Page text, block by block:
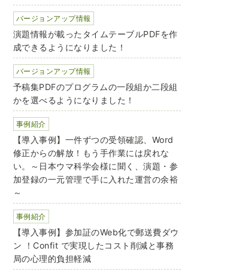
バージョンアップ情報
演題情報が載ったタイムテーブルPDFを作
成できるようになりました！
バージョンアップ情報
予稿集PDFのプログラムの一段組か二段組
かを選べるようになりました！
事例紹介
【導入事例】一件ずつの受領確認、Word
修正からの解放！もう手作業には戻れな
い。～日本ウマ科学会様に聞く、演題・参
加登録の一元管理で手に入れた運営の余裕
～
事例紹介
【導入事例】参加証のWeb化で郵送費ダウ
ン ！Confit で実現したコスト削減と事務
局の心理的負担軽減